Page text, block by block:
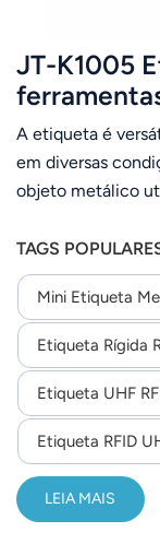
JT-K1005
10x5x3mm
A etiqueta é
em diversas
objeto metálico
montada com um
de contentores
instalações de
tanto em
inspeções de
TAGS
Mini Etiqueta
Etiqueta Rígida
Etiqueta UHF
Etiqueta RFID
LEIA MAIS